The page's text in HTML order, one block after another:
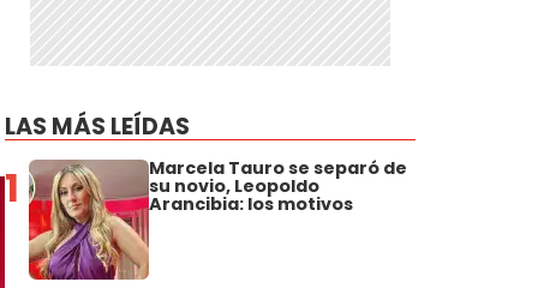
LAS MÁS LEÍDAS
1 Marcela Tauro se separó de
su novio, Leopoldo
Arancibia: los motivos